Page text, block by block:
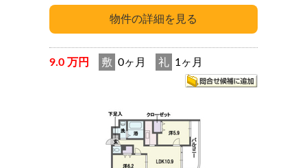
9.0 万円 敷 0ヶ月 礼 1ヶ月